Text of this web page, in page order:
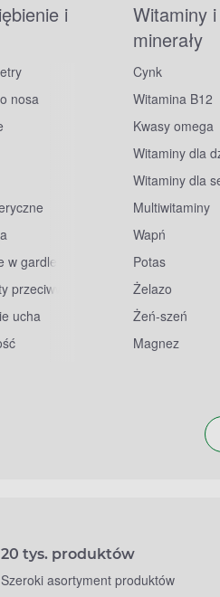
i
nosa
w gardle
przeciwwirusowe
ucha
Witaminy i
minerały
Cynk
Witamina B12
Kwasy omega
Witaminy dla
Witaminy dla
Multiwitaminy
Wapń
Potas
Żelazo
Żeń-szeń
Magnez
20 tys. produktów
Szeroki asortyment produktów